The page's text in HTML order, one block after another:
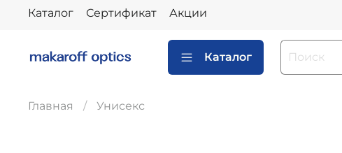
Каталог Сертификат Акции
Каталог
Главная Унисекс